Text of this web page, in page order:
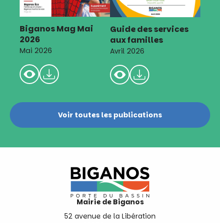
Biganos Mag Mai
2026
Mai 2026
Guide des services
aux familles
Avril 2026
Voir toutes les publications
Mairie de Biganos
52 avenue de la Libération